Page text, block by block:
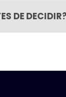
DE DECIDIR?